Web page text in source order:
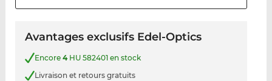
Avantages exclusifs Edel-Optics
Encore 4HU 582401 en stock
Livraison et retours gratuits